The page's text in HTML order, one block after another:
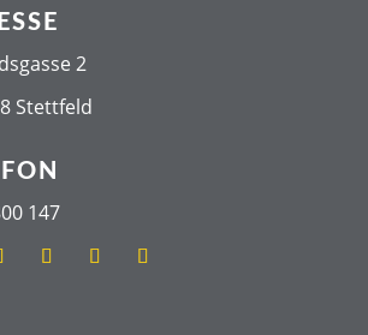
2
Stettfeld
147